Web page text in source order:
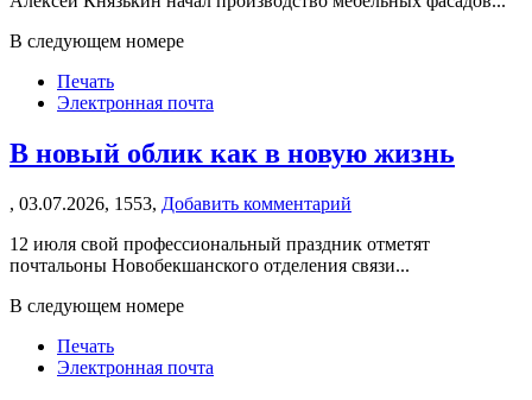
В следующем номере
Печать
Электронная почта
В новый облик как в новую жизнь
, 03.07.2026, 1553, Добавить комментарий
12 июля свой профессиональный праздник отметят
почтальоны Новобекшанского отделения связи...
В следующем номере
Печать
Электронная почта